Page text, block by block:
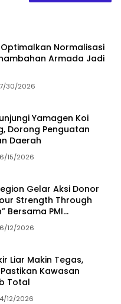
Normalisasi
Armada Jadi
30/2026
Yamagen Koi
Dorong Penguatan
Daerah
15/2026
Gelar Aksi Donor
Bersama PMI
12/2026
Liar Makin Tegas,
Kawasan
Total
12/2026